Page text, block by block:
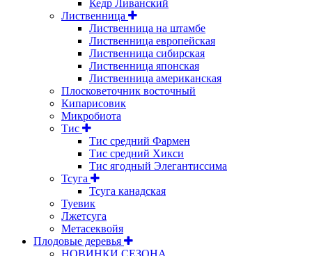
Кедр Ливанский
Лиственница
Лиственница на штамбе
Лиственница европейская
Лиственница сибирская
Лиственница японская
Лиственница американская
Плосковеточник восточный
Кипарисовик
Микробиота
Тис
Тис средний Фармен
Тис средний Хикси
Тис ягодный Элегантиссима
Тсуга
Тсуга канадская
Туевик
Лжетсуга
Метасеквойя
Плодовые деревья
НОВИНКИ СЕЗОНА